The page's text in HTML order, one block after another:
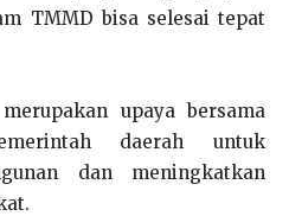
TMMD bisa selesai tepat
upaya bersama
daerah untuk
dan meningkatkan